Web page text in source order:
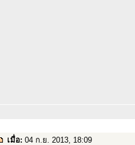
เมื่อ: 04 ก.ย. 2013, 18:09